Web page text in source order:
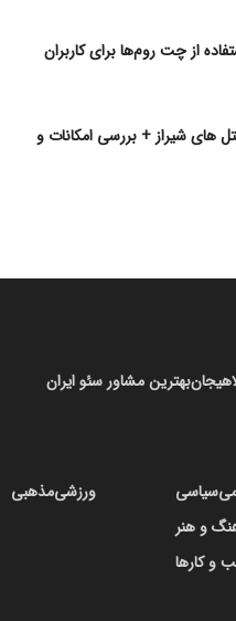
از چت روم‌ها برای کاربران
هتل های شیراز + بررسی امکانات و
بهترین مشاور سئو ایران
سیاسی
و هنر
کارها
مذهبیورزشی